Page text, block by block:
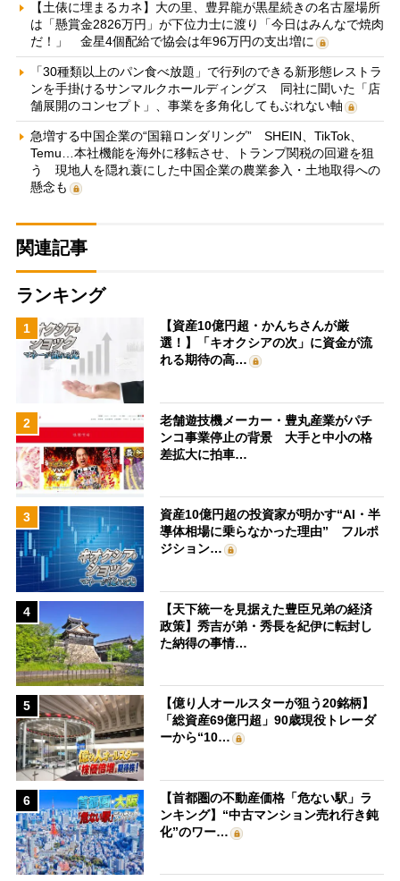
【土俵に埋まるカネ】大の里、豊昇龍が黒星続きの名古屋場所
は「懸賞金2826万円」が下位力士に渡り「今日はみんなで焼肉
だ！」 金星4個配給で協会は年96万円の支出増に
「30種類以上のパン食べ放題」で行列のできる新形態レストラ
ンを手掛けるサンマルクホールディングス 同社に聞いた「店
舗展開のコンセプト」、事業を多角化してもぶれない軸
急増する中国企業の“国籍ロンダリング” SHEIN、TikTok、
Temu…本社機能を海外に移転させ、トランプ関税の回避を狙
う 現地人を隠れ蓑にした中国企業の農業参入・土地取得への
懸念も
関連記事
ランキング
1
【資産10億円超・かんちさんが厳
選！】「キオクシアの次」に資金が流
れる期待の高…
2
老舗遊技機メーカー・豊丸産業がパチ
ンコ事業停止の背景 大手と中小の格
差拡大に拍車…
3
資産10億円超の投資家が明かす“AI・半
導体相場に乗らなかった理由” フルポ
ジション…
4
【天下統一を見据えた豊臣兄弟の経済
政策】秀吉が弟・秀長を紀伊に転封し
た納得の事情…
5
【億り人オールスターが狙う20銘柄】
「総資産69億円超」90歳現役トレーダ
ーから“10…
6
【首都圏の不動産価格「危ない駅」ラ
ンキング】“中古マンション売れ行き鈍
化”のワー…